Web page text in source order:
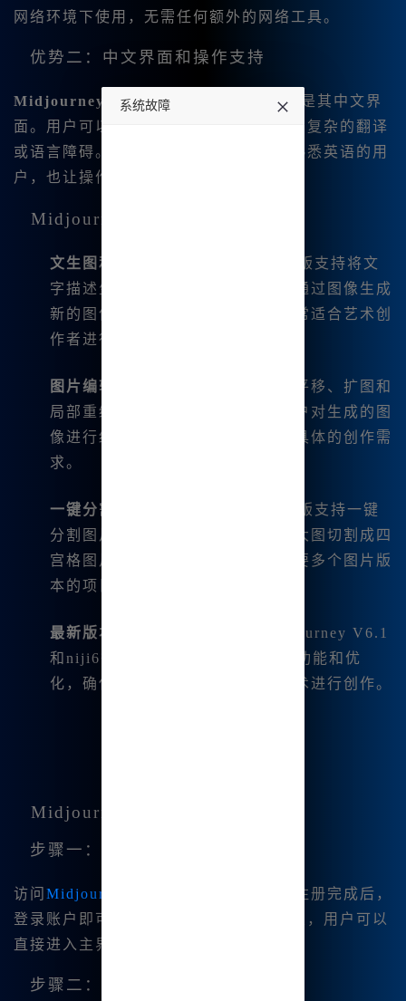
网络环境下使用，无需任何额外的网络工具。
优势二：中文界面和操作支持
Midjourney中文版本的最大亮点之一就是其中文界
面。用户可以直接用中文输入指令，无需复杂的翻译
或语言障碍。这种设计极大地方便了不熟悉英语的用
户，也让操作过程更加顺畅和高效。
Midjourney中文版的核心功能
文生图和图生图
：Midjourney中文版支持将文
字描述生成图像（文生图），以及通过图像生成
新的图像（图生图）。这一功能非常适合艺术创
作者进行创意发散和视觉化设计。
图片编辑功能
：包括微调、变幻、平移、扩图和
局部重绘等功能。这些功能允许用户对生成的图
像进行细致的调整和编辑，以满足具体的创作需
求。
一键分割与下载
：Midjourney中文版支持一键
分割图片功能，用户可以方便地将大图切割成四
宫格图片，并下载保存。这对于需要多个图片版
本的项目非常实用。
最新版本支持
：当前版本包括Midjourney V6.1
和niji6等。这些版本包含了最新的功能和优
化，确保用户能够使用最前沿的技术进行创作。
Midjourney中文绘画的使用指南
步骤一：注册并登录
访问 Midjourney中文版官网
进行注册。注册完成后，
登录账户即可开始使用。无需复杂的设置，用户可以
直接进入主界面进行绘画创作。
步骤二：创建项目
系统故障